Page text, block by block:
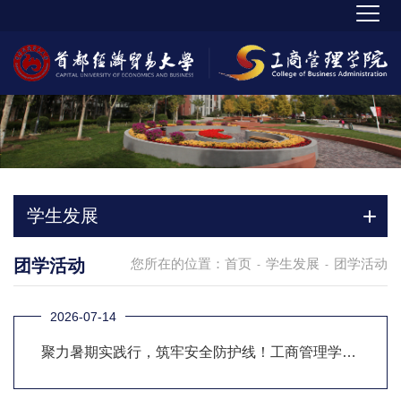
学生发展
您所在的位置： 首页 - 学生发展 - 团学活动
团学活动
2026-07-14
聚力暑期实践行，筑牢安全防护线！工商管理学院